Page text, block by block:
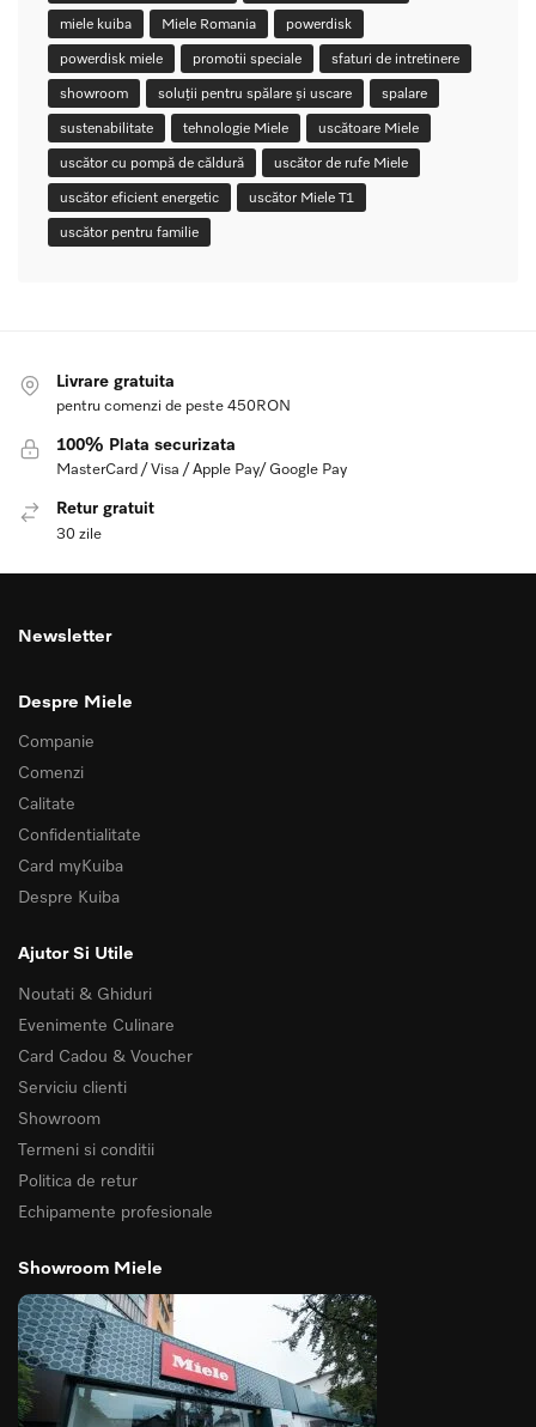
miele kuiba
Miele Romania
powerdisk
powerdisk miele
promotii speciale
sfaturi de intretinere
showroom
soluții pentru spălare și uscare
spalare
sustenabilitate
tehnologie Miele
uscătoare Miele
uscător cu pompă de căldură
uscător de rufe Miele
uscător eficient energetic
uscător Miele T1
uscător pentru familie
Livrare gratuita
pentru comenzi de peste 450RON
100% Plata securizata
MasterCard / Visa / Apple Pay/ Google Pay
Retur gratuit
30 zile
Newsletter
Despre Miele
Companie
Comenzi
Calitate
Confidentialitate
Card myKuiba
Despre Kuiba
Ajutor Si Utile
Noutati & Ghiduri
Evenimente Culinare
Card Cadou & Voucher
Serviciu clienti
Showroom
Termeni si conditii
Politica de retur
Echipamente profesionale
Showroom Miele